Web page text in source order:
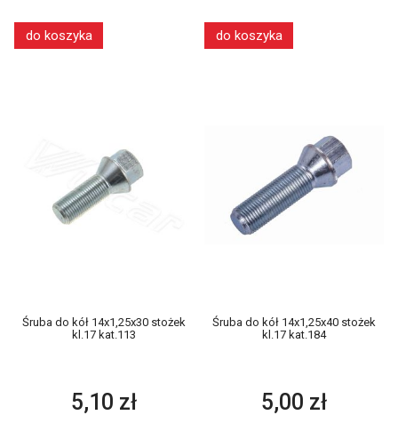
do koszyka do koszyka
Śruba do kół 14x1,25x30 stożek
kl.17 kat.113
5,10 zł
Śruba do kół 14x1,25x40 stożek
kl.17 kat.184
5,00 zł